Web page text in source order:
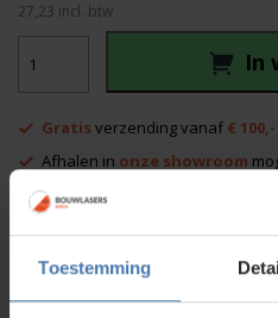
Toestemming
LS100D
batterijdeksel
27,23 incl. btw
In
Gratis verzending vanaf € 100,-
Afhalen in onze showroom
Voor 15:00 besteld is
Productinformatie